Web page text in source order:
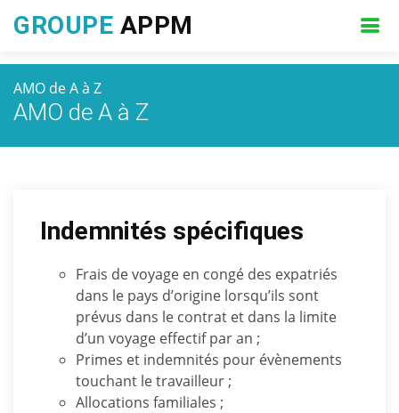
GROUPE APPM
AMO de A à Z
AMO de A à Z
Indemnités spécifiques
Frais de voyage en congé des expatriés
dans le pays d’origine lorsqu’ils sont
prévus dans le contrat et dans la limite
d’un voyage effectif par an ;
Primes et indemnités pour évènements
touchant le travailleur ;
Allocations familiales ;